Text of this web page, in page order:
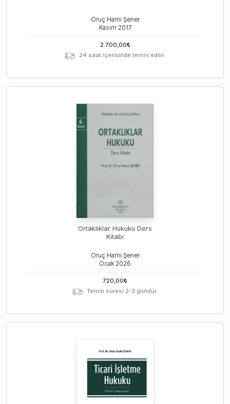
Oruç Hami Şener
Kasım 2017
2.700,00₺
24 saat içerisinde temin edilir.
Ortaklıklar Hukuku Ders
Kitabı
Oruç Hami Şener
Ocak 2026
720,00₺
Temin süresi 2-3 gündür.